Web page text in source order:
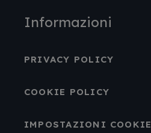
Informazioni
PRIVACY POLICY
COOKIE POLICY
IMPOSTAZIONI COOKIE